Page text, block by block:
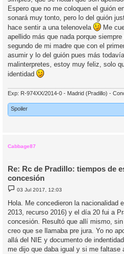
Espero que no me coloquen el guión
sonará muy tonto, pero lo del guión
hace sentir a una telenovela
Me
apellido más que nada porque
segundo de mi madre que con el
asumir y lo del guión pues más
malinterpretes, estoy muy feliz, solo
identidad
Exp: R-974XX/2014-0 - Madrid (Pradillo) -
Spoiler
Cabbage87
Re: Rc de Pradillo: tiempos de
concesión
M
e
n
s
a
e
03 Jul 2017, 12:03
Hola. Me concedieron la nacionalidad
2013, recurso 2016) y el día 20 fui a
concesión. Resultó que allí mismo,
creo que se llamaba pre jura. Yo no
allá del NIE y documento de
me dijo que daba igual y si me faltase